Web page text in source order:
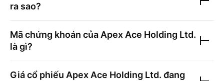
ra sao?
Mã chứng khoán của Apex Ace Holding Ltd.
là gì?
Giá cổ phiếu Apex Ace Holding Ltd. đang